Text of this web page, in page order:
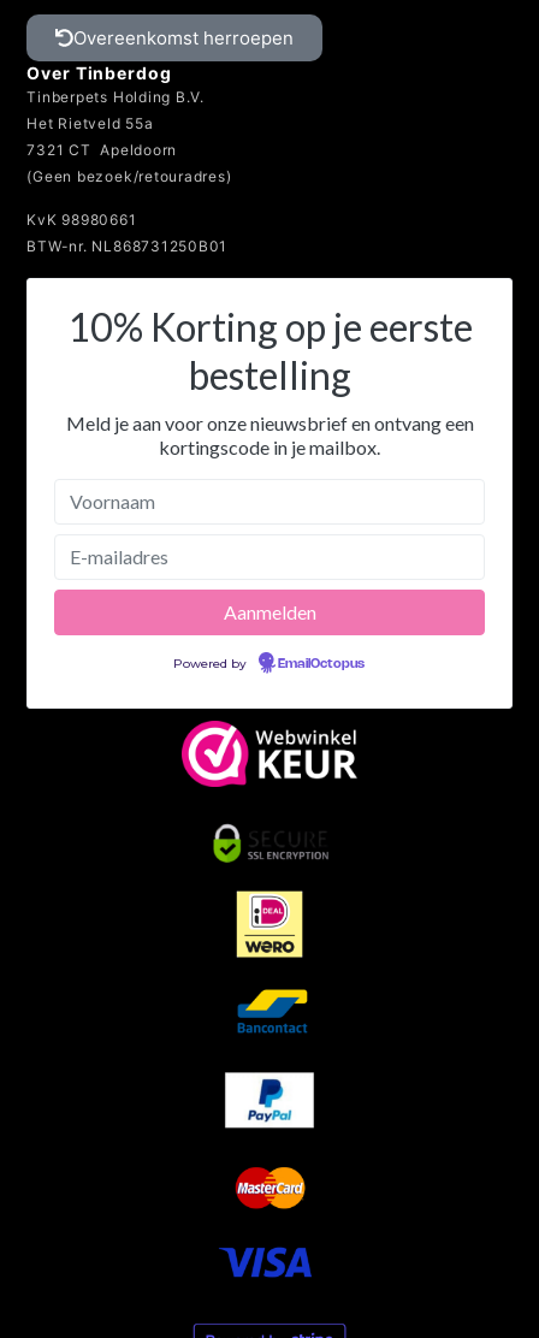
Overeenkomst herroepen
Over Tinberdog
Tinberpets Holding B.V.
Het Rietveld 55a
7321 CT Apeldoorn
(Geen bezoek/retouradres)
KvK 98980661
BTW-nr. NL868731250B01
10% Korting op je eerste
bestelling
Meld je aan voor onze nieuwsbrief en ontvang een
kortingscode in je mailbox.
Powered by EmailOctopus